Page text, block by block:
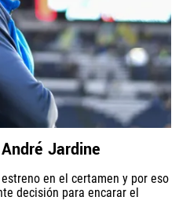
Jardine
en el certamen y por eso
decisión para encarar el